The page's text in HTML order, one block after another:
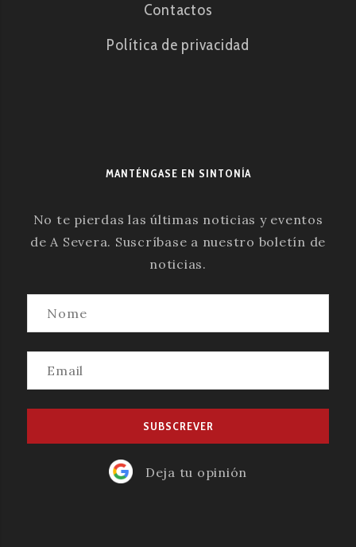
Contactos
Política de privacidad
MANTÉNGASE EN SINTONÍA
No te pierdas las últimas noticias y eventos
de A Severa. Suscríbase a nuestro boletín de
noticias.
Deja tu opinión